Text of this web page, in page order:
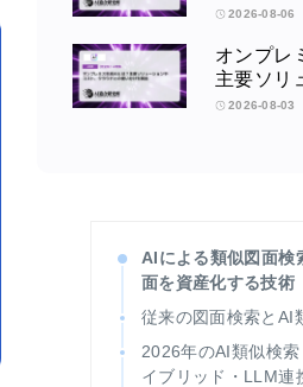
解説
2026-08-06
オンプレ
主要ソリ
ト、クラ
2026-08-03
AIによる類似図面検
面を資産化する技術
従来の図面検索とAI
2026年のAI類似検
イブリッド・LLM連